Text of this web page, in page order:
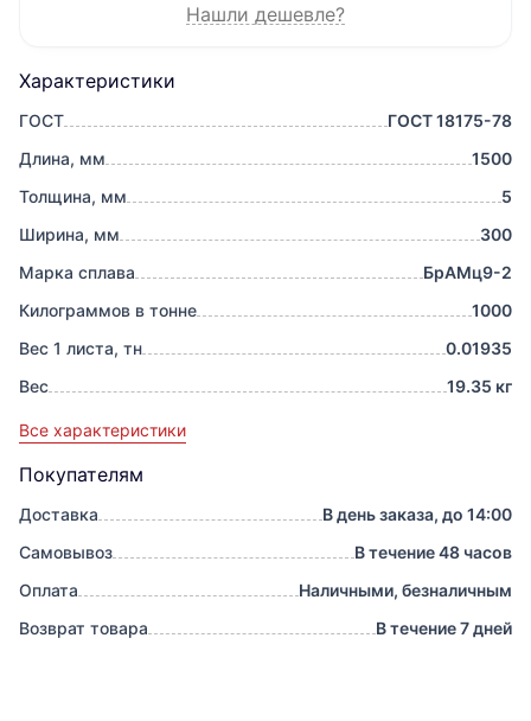
Характеристики
ГОСТ
ГОСТ 18175-78
Длина, мм
1500
Толщина, мм
5
Ширина, мм
300
Марка сплава
БрАМц9-2
Килограммов в тонне
1000
Вес 1 листа, тн
0.01935
Вес
19.35 кг
Все характеристики
Покупателям
Доставка
В день заказа, до 14:00
Самовывоз
В течение 48 часов
Оплата
Наличными, безналичным
Возврат товара
В течение 7 дней
Нашли дешевле?